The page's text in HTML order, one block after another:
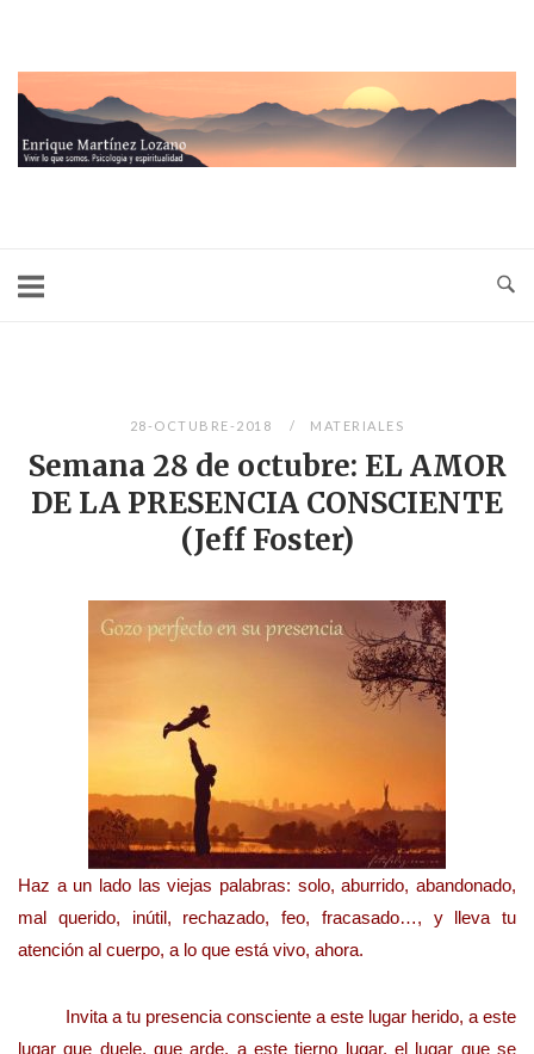
contenido
28-OCTUBRE-2018 MATERIALES
Semana 28 de octubre: EL AMOR
DE LA PRESENCIA CONSCIENTE
(Jeff Foster)
Haz a un lado las viejas palabras: solo, aburrido, abandonado,
mal querido, inútil, rechazado, feo, fracasado…, y lleva tu
atención al cuerpo, a lo que está vivo, ahora.
Invita a tu presencia consciente a este lugar herido, a este
lugar que duele, que arde, a este tierno lugar, el lugar que se